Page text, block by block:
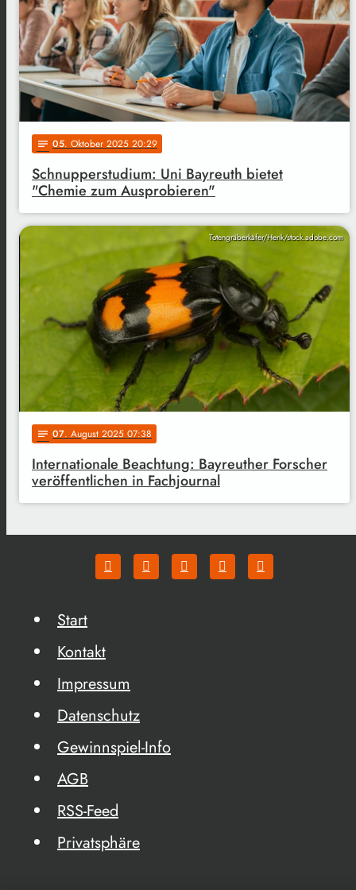
notes 05. Oktober 2025 20:29
Schnupperstudium: Uni Bayreuth bietet
"Chemie zum Ausprobieren"
Totengräberkäfer/Henk/stock.adobe.com
notes 07. August 2025 07:38
Internationale Beachtung: Bayreuther Forscher
veröffentlichen in Fachjournal
Start
Kontakt
Impressum
Datenschutz
Gewinnspiel-Info
AGB
RSS-Feed
Privatsphäre